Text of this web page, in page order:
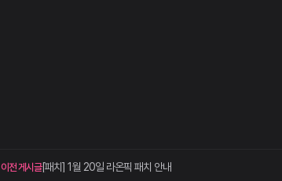
이전 게시글[패치] 1월 20일 라온픽 패치 안내